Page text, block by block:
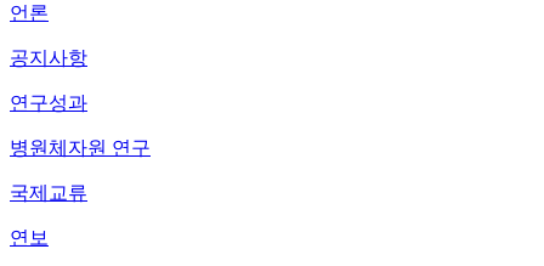
언론
공지사항
연구성과
병원체자원 연구
국제교류
연보